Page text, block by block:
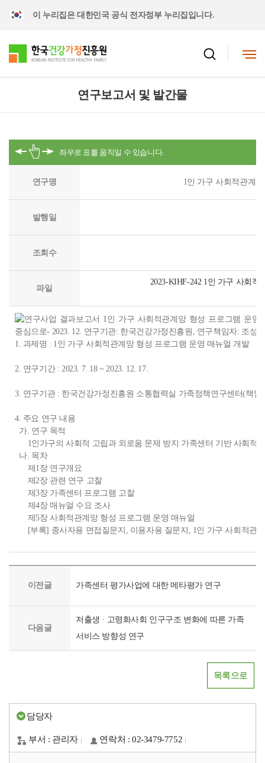
이 누리집은 대한민국 공식 전자정부 누리집입니다.
연구보고서 및 발간물
연구명 1인 가구 사회적관계
발행일
조회수
파일
2023-KIHF-242 1인 가구 사회
1. 과제명 : 1인 가구 사회적관계망 형성 프로그램 운영 매뉴얼 개발
2. 연구기간 : 2023. 7. 18 ~ 2023. 12. 17.
3. 연구기관 : 한국건강가정진흥원 소통협력실 가족정책연구센터(책
4. 주요 연구 내용
가. 연구 목적
1인가구의 사회적 고립과 외로움 문제 방지 가족센터 기반 사회적
나. 목차
제1장 연구개요
제2장 관련 연구 고찰
제3장 가족센터 프로그램 고찰
제4장 매뉴얼 수요 조사
제5장 사회적관계망 형성 프로그램 운영 매뉴얼
[부록] 종사자용 면접질문지, 이용자용 질문지, 1인 가구 사회적관
이전글 가족센터 평가사업에 대한 메타평가 연구
다음글
저출생 · 고령화사회 인구구조 변화에 따른 가족
서비스 방향성 연구
목록으로
담당자
부서 : 관리자 연락처 : 02-3479-7752